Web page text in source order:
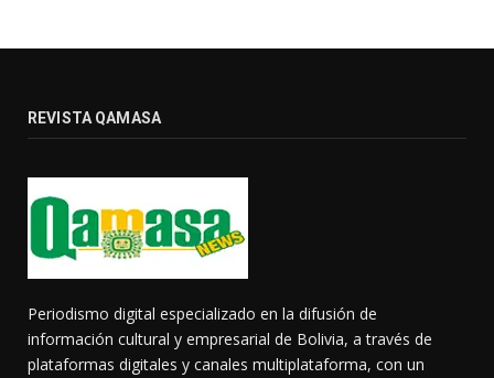
REVISTA QAMASA
Periodismo digital especializado en la difusión de
información cultural y empresarial de Bolivia, a través de
plataformas digitales y canales multiplataforma, con un